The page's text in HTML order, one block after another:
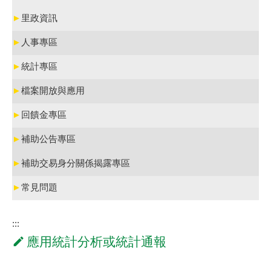
► 里政資訊
► 人事專區
►統計專區
►檔案開放與應用
► 回饋金專區
►補助公告專區
►補助交易身分關係揭露專區
►常見問題
:::
應用統計分析或統計通報